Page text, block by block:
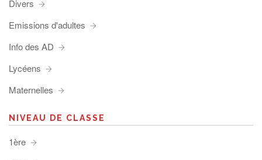
Divers
Emissions d'adultes
Info des AD
Lycéens
Maternelles
NIVEAU DE CLASSE
1ère